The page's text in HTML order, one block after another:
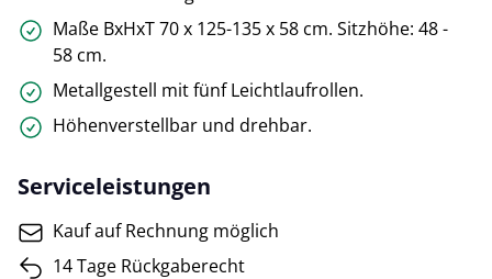
Maße BxHxT 70 x 125-135 x 58 cm. Sitzhöhe: 48 -
58 cm.
Metallgestell mit fünf Leichtlaufrollen.
Höhenverstellbar und drehbar.
Serviceleistungen
Kauf auf Rechnung möglich
14 Tage Rückgaberecht